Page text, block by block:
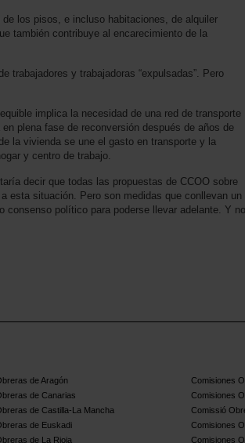
los pisos, e incluso habitaciones, de alquiler
también contribuye al encarecimiento de la
trabajadores y trabajadoras “expulsadas”. Pero
implica la necesidad de una red de transporte
plena fase de reconversión después de años de
la vivienda se une el gasto en transporte y la
y centro de trabajo.
decir que todas las propuestas de CCOO sobre
esta situación. Pero son medidas que conllevan un
consenso político para poderse llevar adelante. Y no
de Aragón
Comisiones
de Canarias
Comisiones
de Castilla-La Mancha
Comissió
de Euskadi
Comisiones
de La Rioja Comisiones